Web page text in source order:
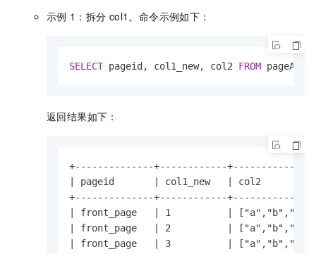
示例 1：拆分 col1。命令示例如下：
SELECT pageid, col1_new, col2 FROM pageAds
返回结果如下：
+--------------+------------+---------------
| pageid       | col1_new   | col2
+--------------+------------+---------------
| front_page   | 1          |
| front_page   | 2          |
| front_page   | 3          |